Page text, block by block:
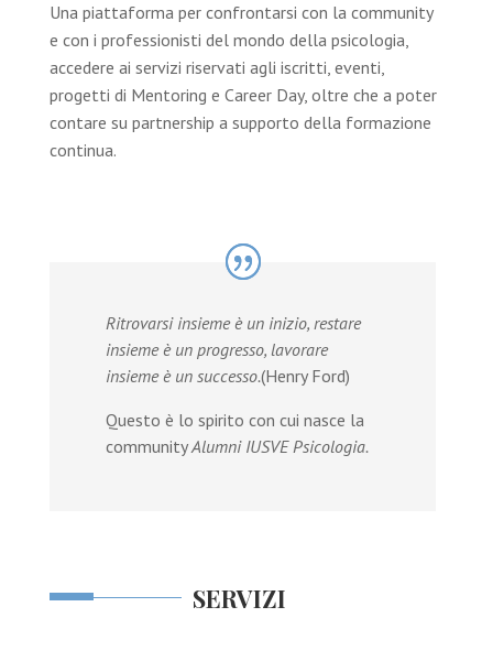
Una piattaforma per confrontarsi con la community
e con i professionisti del mondo della psicologia,
accedere ai servizi riservati agli iscritti, eventi,
progetti di Mentoring e Career Day, oltre che a poter
contare su partnership a supporto della formazione
continua.
Ritrovarsi insieme è un inizio, restare
insieme è un progresso, lavorare
insieme è un successo.(Henry Ford)
Questo è lo spirito con cui nasce la
communityAlumni IUSVE Psicologia.
SERVIZI